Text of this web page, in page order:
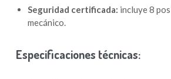
Seguridad certificada: incluye 8
mecánico.
Especificaciones técnicas: